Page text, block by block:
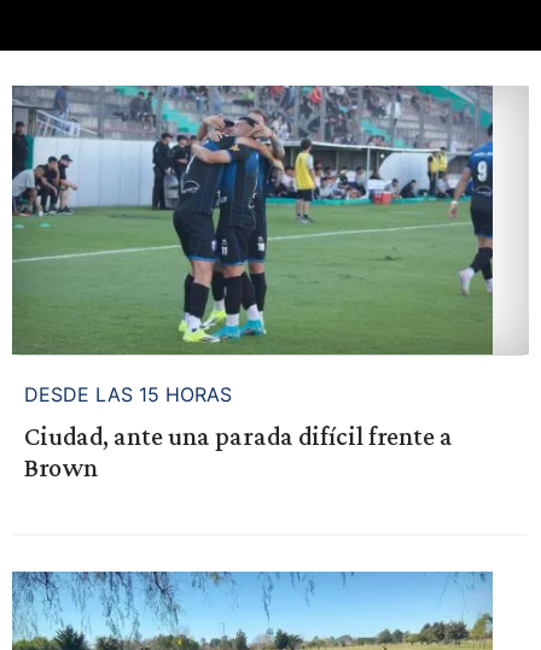
DESDE LAS 15 HORAS
Ciudad, ante una parada difícil frente a
Brown